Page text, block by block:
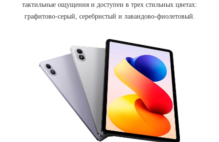
тактильные ощущения и доступен в трех стильных цветах:
графитово-серый, серебристый и лавандово-фиолетовый.